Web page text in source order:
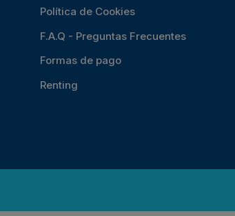
Política de Cookies
F.A.Q - Preguntas Frecuentes
Formas de pago
Renting